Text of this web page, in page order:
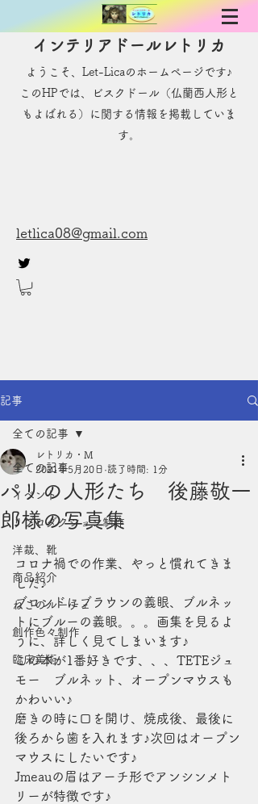
インテリアドールレトリカ
ようこそ、Let-Licaのホームページです♪
​このHPでは、ビスクドール（仏蘭西人形と
もよばれる）に関する情報を掲載していま
す。
letlica08@gmail.com
記事
全ての記事
イベント
リプロダクション制作
洋裁、靴
商品紹介
ねこのルーチェ
創作色々制作
臨床美術
全ての記事
パリの人形たち 後藤敬一
郎様の写真集
レトリカ・M
2021年5月20日 読了時間: 1分
コロナ禍での作業、やっと慣れてきま
した♪
ブロンドにブラウンの義眼、ブルネッ
トにブルーの義眼。。。画集を見るよ
うに、詳しく見てしまいます♪
この本が1番好きです、、、TETEジュ
モー　ブルネット、オープンマウスも
かわいい♪
磨きの時に口を開け、焼成後、最後に
後ろから歯を入れます♪次回はオープン
マウスにしたいです♪
Jmeauの眉はアーチ形でアンシンメト
リーが特徴です♪